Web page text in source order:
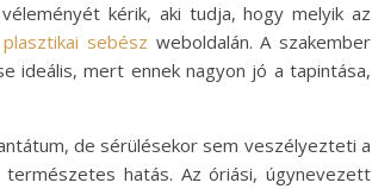
kérik, aki tudja, hogy melyik az
sebész weboldalán. A szakember
ideális, mert ennek nagyon jó a tapintása,
de sérülésekor sem veszélyezteti a
hatás. Az óriási, úgynevezett